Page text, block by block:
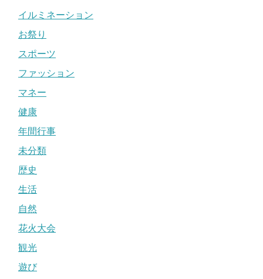
イルミネーション
お祭り
スポーツ
ファッション
マネー
健康
年間行事
未分類
歴史
生活
自然
花火大会
観光
遊び